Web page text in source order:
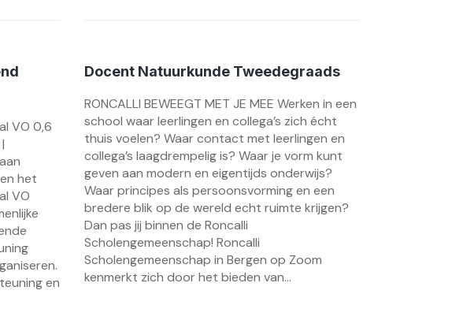
VO 0,6
het
VO
en
Docent Natuurkunde Tweedegraads
RONCALLI BEWEEGT MET JE MEE Werken in een
school waar leerlingen en collega’s zich écht
thuis voelen? Waar contact met leerlingen en
collega’s laagdrempelig is? Waar je vorm kunt
geven aan modern en eigentijds onderwijs?
Waar principes als persoonsvorming en een
bredere blik op de wereld echt ruimte krijgen?
Dan pas jij binnen de Roncalli
Scholengemeenschap! Roncalli
Scholengemeenschap in Bergen op Zoom
kenmerkt zich door het bieden van...